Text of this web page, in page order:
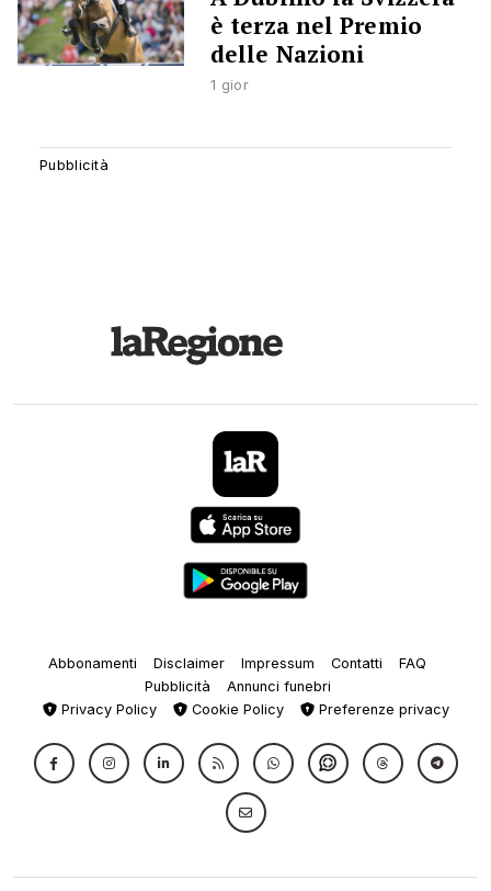
è terza nel Premio
delle Nazioni
1 gior
Abbonamenti Disclaimer Impressum Contatti
FAQ
Pubblicità
Annunci funebri
Privacy Policy
Cookie Policy Preferenze privacy